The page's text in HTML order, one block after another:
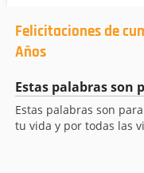
Felicitaciones de
Años
Estas palabras son
Estas palabras son
tu vida y por todas las